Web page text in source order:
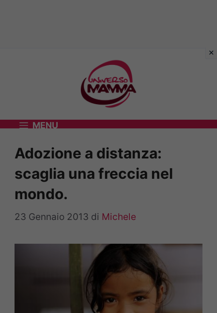
MENU
Adozione a distanza:
scaglia una freccia nel
mondo.
23 Gennaio 2013 di Michele